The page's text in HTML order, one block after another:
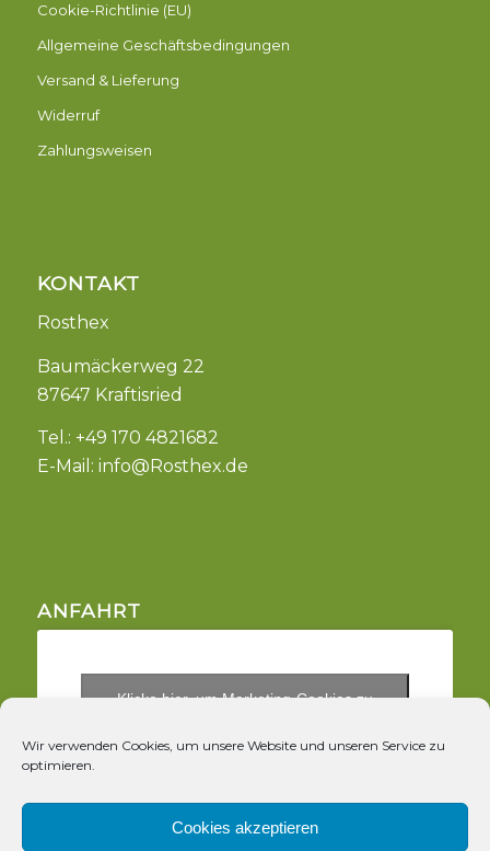
Wir verwenden Cookies, um unsere Website und unseren Service zu
optimieren.
Cookies akzeptieren
Cookie-Richtlinie (EU)
Allgemeine Geschäftsbedingungen
Versand & Lieferung
Widerruf
Zahlungsweisen
KONTAKT
Rosthex
Baumäckerweg 22
87647 Kraftisried
Tel.: +49 170 4821682
E-Mail: info@Rosthex.de
ANFAHRT
Klicke hier, um Marketing-Cookies zu